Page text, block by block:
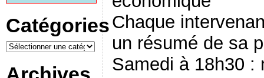
CatégoriesChaque
un résumé de sa
Samedi à 18h30 :